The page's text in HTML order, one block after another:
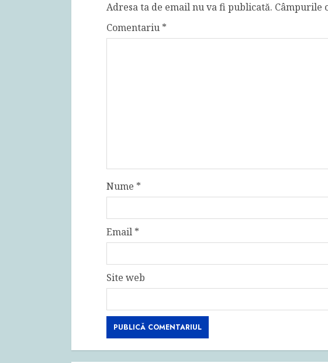
Adresa ta de email nu va fi publicată. Câmpurile
Comentariu *
Nume *
Email *
Site web